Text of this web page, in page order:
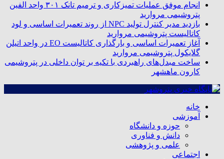
انجام موفق عملیات تمیزکاری و ترمیم تانک ۳۰۱ واحد الفین
پتروشیمی مروارید
بازدید مدیر کنترل تولید NPC از روند تعمیرات اساسی و لود
کاتالیست پتروشیمی مروارید
آغاز تعمیرات اساسی و بارگذاری کاتالیست EO در واحد اتیلن
گلایکول پتروشیمی مروارید
ساخت مبدل‌های راهبردی با تکیه بر توان داخلی در پتروشیمی
کارون ماهشهر
خانه
آموزشی
حوزه و دانشگاه
دانش و فناوری
علمی و پژوهشی
اجتماعی